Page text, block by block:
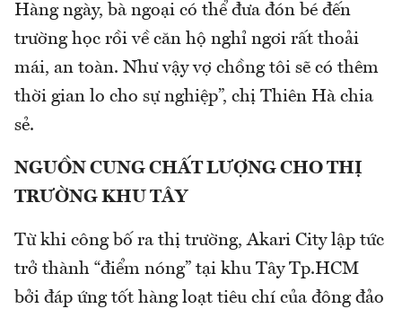
Hàng ngày, bà ngoại có thể đưa đón bé đến
trường học rồi về căn hộ nghỉ ngơi rất thoải
mái, an toàn. Như vậy vợ chồng tôi sẽ có thêm
thời gian lo cho sự nghiệp”, chị Thiên Hà chia
sẻ.
NGUỒN CUNG CHẤT LƯỢNG CHO THỊ
TRƯỜNG KHU TÂY
Từ khi công bố ra thị trường, Akari City lập tức
trở thành “điểm nóng” tại khu Tây Tp.HCM
bởi đáp ứng tốt hàng loạt tiêu chí của đông đảo